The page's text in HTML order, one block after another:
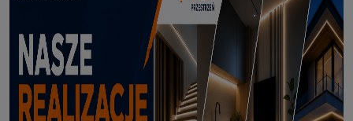
Reflektor Solarny Zewnętrzny LED z Bolcem Meillion 3000K